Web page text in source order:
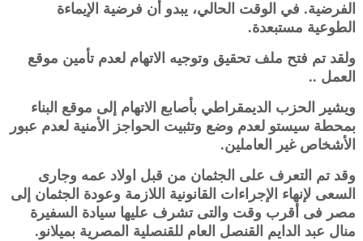
الفرضية. في الوقت الحالي، يبدو أن فرضية الإيماءة
الطوعية مستبعدة.
ولقد تم فتح ملف تحقيق وتوجيه الاتهام لعدم تأمين موقع
العمل ..
ويشير الحزب الديمقراطي بأصابع الاتهام إلى موقع البناء
بمحطة سيستو لعدم وضع وتثبيت الحواجز الأمنية لعدم عبور
الأشخاص غير العاملين.
وقد تم التعرف على الجثمان من قبل اولاد عمه وجارى
السعى لإنهاء الإجراءات القانونية اللازمة وعودة الجثمان إلى
مصر فى أقرب وقت والتى تشرف عليها سيادة السفيرة
منال عبد الدايم القنصل العام للقنصلية المصرية بميلانو.